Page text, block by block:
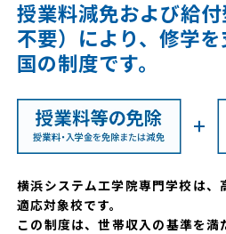
授業料減免および給
不要）により、修学
国の制度です。
横浜システム工学院専門学校は、
適応対象校です。
この制度は、世帯収入の基準を満